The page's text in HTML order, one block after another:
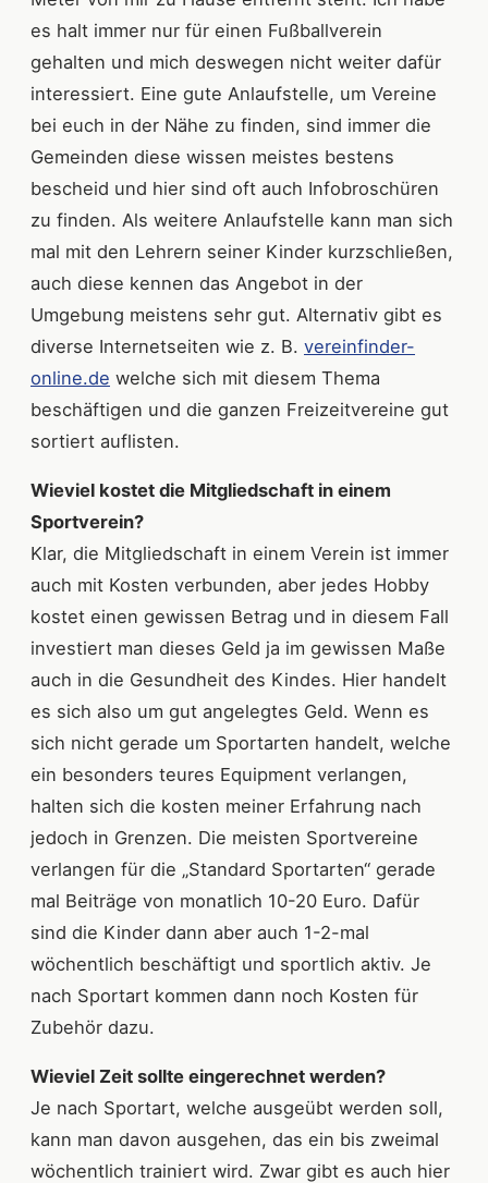
es halt immer nur für einen Fußballverein
gehalten und mich deswegen nicht weiter dafür
interessiert. Eine gute Anlaufstelle, um Vereine
bei euch in der Nähe zu finden, sind immer die
Gemeinden diese wissen meistes bestens
bescheid und hier sind oft auch Infobroschüren
zu finden. Als weitere Anlaufstelle kann man sich
mal mit den Lehrern seiner Kinder kurzschließen,
auch diese kennen das Angebot in der
Umgebung meistens sehr gut. Alternativ gibt es
diverse Internetseiten wie z. B. vereinfinder-
online.de welche sich mit diesem Thema
beschäftigen und die ganzen Freizeitvereine gut
sortiert auflisten.
Wieviel kostet die Mitgliedschaft in einem
Sportverein?
Klar, die Mitgliedschaft in einem Verein ist immer
auch mit Kosten verbunden, aber jedes Hobby
kostet einen gewissen Betrag und in diesem Fall
investiert man dieses Geld ja im gewissen Maße
auch in die Gesundheit des Kindes. Hier handelt
es sich also um gut angelegtes Geld. Wenn es
sich nicht gerade um Sportarten handelt, welche
ein besonders teures Equipment verlangen,
halten sich die kosten meiner Erfahrung nach
jedoch in Grenzen. Die meisten Sportvereine
verlangen für die „Standard Sportarten“ gerade
mal Beiträge von monatlich 10-20 Euro. Dafür
sind die Kinder dann aber auch 1-2-mal
wöchentlich beschäftigt und sportlich aktiv. Je
nach Sportart kommen dann noch Kosten für
Zubehör dazu.
Wieviel Zeit sollte eingerechnet werden?
Je nach Sportart, welche ausgeübt werden soll,
kann man davon ausgehen, das ein bis zweimal
wöchentlich trainiert wird. Zwar gibt es auch hier